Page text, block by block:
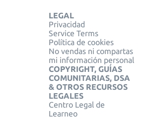
LEGAL
Privacidad
Service Terms
Política de cookies
No vendas ni compartas
mi información personal
COPYRIGHT, GUÍAS
COMUNITARIAS, DSA
& OTROS RECURSOS
LEGALES
Centro Legal de
Learneo